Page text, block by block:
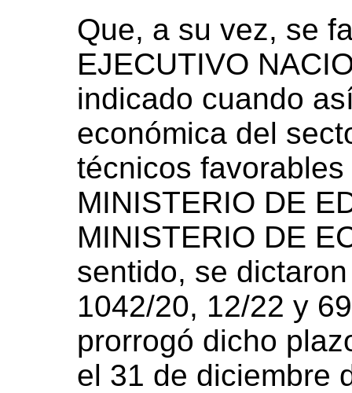
Que, a su vez, se
EJECUTIVO
indicado cuando
económica del
técnicos
MINISTERIO DE
MINISTERIO DE
sentido, se
1042/20, 12/22 y
prorrogó dicho
el 31 de diciembre